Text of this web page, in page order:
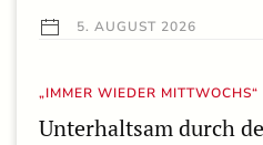
5. AUGUST 2026
„IMMER WIEDER MITTWOCHS“
Unterhaltsam durch